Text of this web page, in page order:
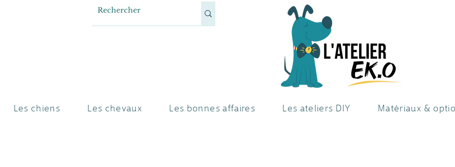
Les chiens Les chevaux Les bonnes affaires Les ateliers DIY Matériaux &